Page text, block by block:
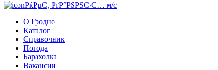
РќРµС‚ РґР°РЅРЅС‹С… м/с
О Гродно
Каталог
Справочник
Погода
Барахолка
Вакансии